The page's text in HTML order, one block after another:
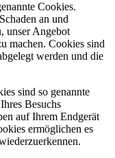
Cookies.
an und
unser Angebot
machen. Cookies sind
werden und die
sind so genannte
Besuchs
auf Ihrem Endgerät
ermöglichen es